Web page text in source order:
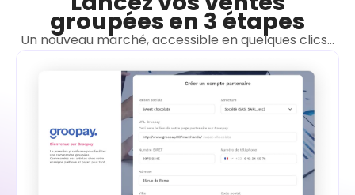
groupées en 3 étapes
Un nouveau marché, accessible en quelques clics...